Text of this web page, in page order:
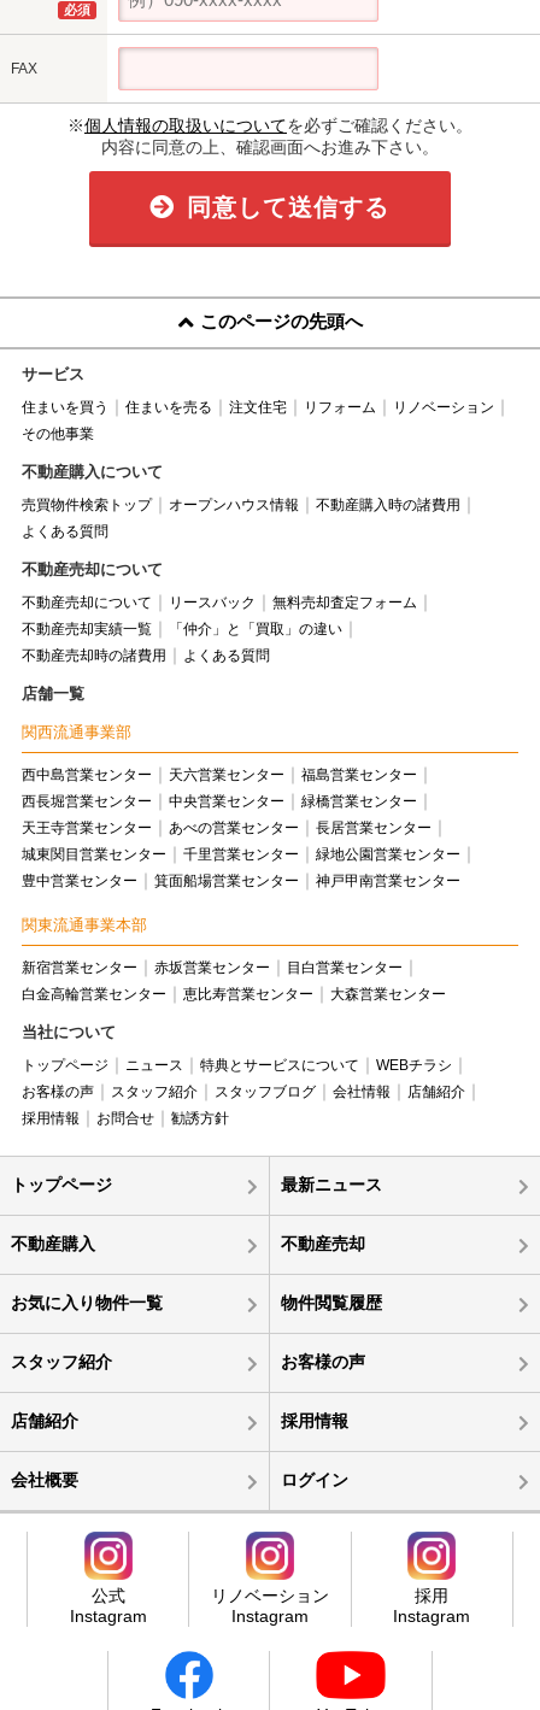
必須
FAX
※個人情報の取扱いについてを必ずご確認ください。
内容に同意の上、確認画面へお進み下さい。
同意して送信する
このページの先頭へ
サービス
住まいを買う 住まいを売る 注文住宅 リフォーム
リノベーション
その他事業
不動産購入について
売買物件検索トップ オープンハウス情報
不動産購入時の諸費用
よくある質問
不動産売却について
不動産売却について リースバック
無料売却査定フォーム
不動産売却実績一覧
「仲介」と「買取」の違い
不動産売却時の諸費用
よくある質問
店舗一覧
関西流通事業部
西中島営業センター 天六営業センター
福島営業センター
西長堀営業センター
中央営業センター
緑橋営業センター
天王寺営業センター
あべの営業センター
長居営業センター
城東関目営業センター
千里営業センター
緑地公園営業センター
豊中営業センター
箕面船場営業センター 神戸甲南営業センター
関東流通事業本部
新宿営業センター 赤坂営業センター
目白営業センター
白金高輪営業センター
恵比寿営業センター 大森営業センター
当社について
トップページ ニュース 特典とサービスについて
WEBチラシ
お客様の声
スタッフ紹介 スタッフブログ 会社情報
店舗紹介
採用情報
お問合せ 勧誘方針
トップページ 最新ニュース
不動産購入 不動産売却
お気に入り物件一覧 物件閲覧履歴
スタッフ紹介 お客様の声
店舗紹介 採用情報
会社概要 ログイン
公式
Instagram
リノベーション
Instagram
採用
Instagram